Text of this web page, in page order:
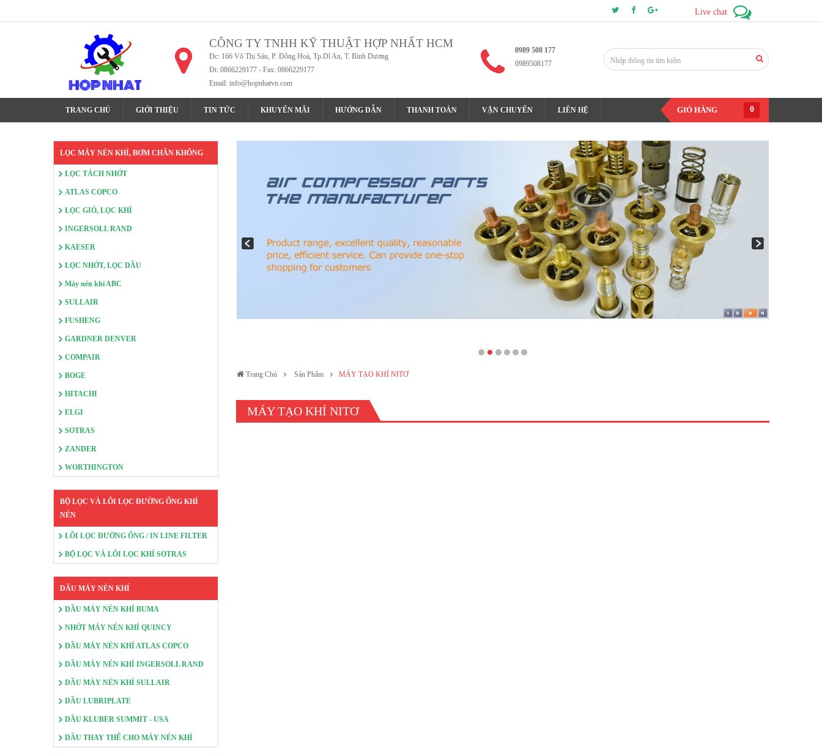
Live chat
CÔNG TY TNHH KỸ THUẬT HỢP NHẤT HCM
Đc: 166 Võ Thị Sáu, P. Đông Hoà, Tp.Dĩ An, T. Bình Dương
Đt: 0866229177 - Fax: 0866229177
Email: info@hopnhatvn.com
0989 508 177
0989508177
TRANG CHỦ GIỚI THIỆU TIN TỨC KHUYẾN MÃI HƯỚNG DẪN THANH TOÁN VẬN CHUYỂN LIÊN HỆ GIỎ HÀNG 0
LỌC MÁY NÉN KHÍ, BƠM CHÂN KHÔNG
LỌC TÁCH NHỚT
ATLAS COPCO
LỌC GIÓ, LỌC KHÍ
INGERSOLL RAND
KAESER
LỌC NHỚT, LỌC DẦU
Máy nén khí ABC
SULLAIR
FUSHENG
GARDNER DENVER
COMPAIR
BOGE
HITACHI
ELGI
SOTRAS
ZANDER
WORTHINGTON
BỘ LỌC VÀ LÕI LỌC ĐƯỜNG ỐNG KHÍ
NÉN
LÕI LỌC ĐƯỜNG ỐNG / IN LINE FILTER
BỘ LỌC VÀ LÕI LỌC KHÍ SOTRAS
DẦU MÁY NÉN KHÍ
DẦU MÁY NÉN KHÍ BUMA
NHỚT MÁY NÉN KHÍ QUINCY
DẦU MÁY NÉN KHÍ ATLAS COPCO
DẦU MÁY NÉN KHÍ INGERSOLL RAND
DẦU MÁY NÉN KHÍ SULLAIR
DẦU LUBRIPLATE
DẦU KLUBER SUMMIT - USA
DẦU THAY THẾ CHO MÁY NÉN KHÍ
Trang Chủ Sản Phẩm MÁY TẠO KHÍ NITƠ
MÁY TẠO KHÍ NITƠ